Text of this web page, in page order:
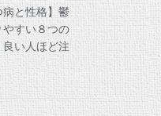
病と性格】鬱
やすい８つの
良い人ほど注